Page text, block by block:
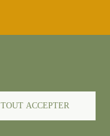
TOUT ACCEPTER